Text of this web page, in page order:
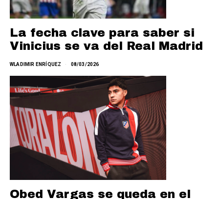
La fecha clave para saber si
Vinicius se va del Real Madrid
WLADIMIR ENRÍQUEZ 08/03/2026
Obed Vargas se queda en el